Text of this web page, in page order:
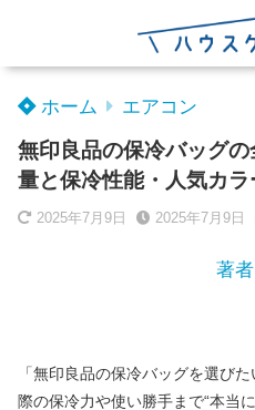
ホーム エアコン
無印良品の保冷バッグ
量と保冷性能・人気カ
2025年7月9日 2025年7月9日
著
「無印良品の保冷バッグを選び
際の保冷力や使い勝手まで“本当